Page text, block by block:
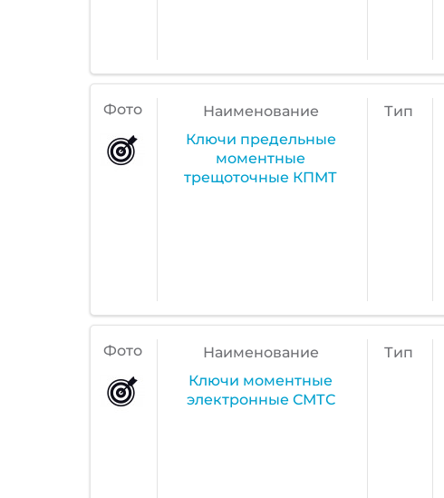
Фото
Наименование
Ключи предельные
моментные
трещоточные КПМТ
Тип
Фото
Наименование
Ключи моментные
электронные СМТС
Тип